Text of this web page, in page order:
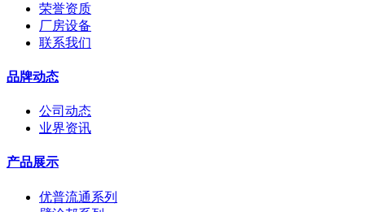
荣誉资质
厂房设备
联系我们
品牌动态
公司动态
业界资讯
产品展示
优普流通系列